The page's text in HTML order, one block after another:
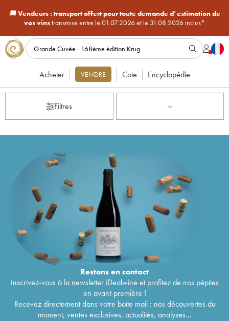
🚚Vendeurs : transport offert pour toute demande d’estimation de
vos vinstransmise entre le 01.07.2026 et le 31.08.2026 inclus*
Acheter VENDRE Cote Encyclopédie
Filtres
Restons encontact
Inscrivez-vous à la newsletter iDealwine et profitez de nos pépites
en avant-première !
Recevez directement dans votre boîte mail : nos découvertes du
moment, ventes exclusives, actualités, analyses...